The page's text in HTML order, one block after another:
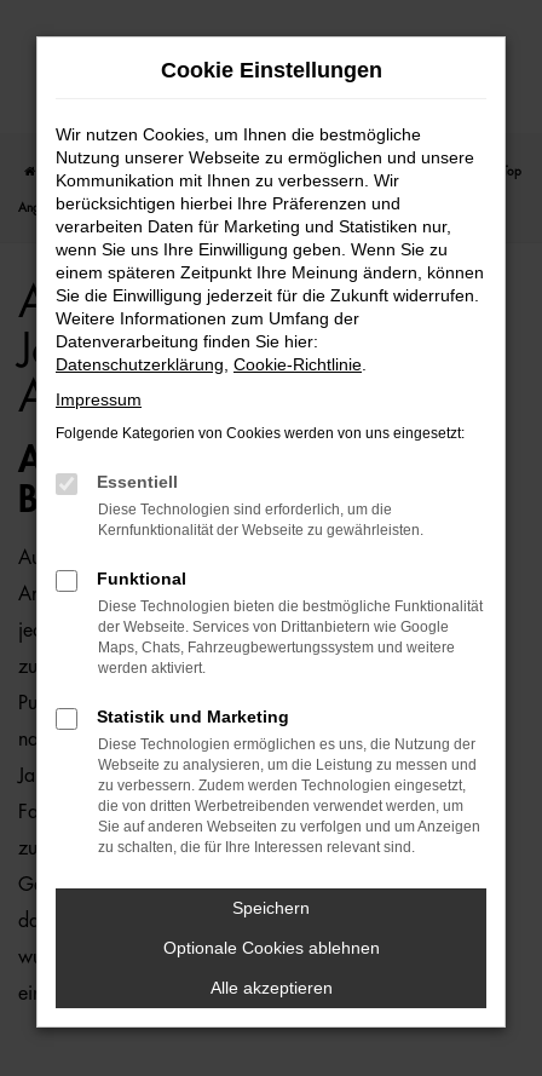
Zum
Startseite Hamburg Audi Audi Q2 für Hamburg Jahreswagen Top
Angebote
Audi Q2 für Hamburg
Jahreswagen Top
Angebote
AUDI Q2 JAHRESWAGEN –
BESTENS MOBIL IN HAMBURG
Audi Q2 Jahreswagen sind ein echter Preishit für Hamburg.
Angeboten werden Fahrzeuge, die zwar gebraucht sind,
jedoch erst vor maximal zwölf Monaten zum ersten Mal
zugelassen wurden. Fast noch neu trifft es ebenfalls auf den
Punkt, denn Mängel stellen wir in unserer Meisterwerkstatt
nahezu nie fest. Dennoch kontrollieren wir jeden Audi Q2
Jahreswagen vor dem Verkauf und entlassen nur 1a-
Fahrzeuge auf die Straßen von Hamburg. Sie profitieren
zudem davon, dass die Modelle aus der aktuellen
Generation stammen und entsprechend mit vielen Extras
daherkommen. Die Motoren sind effizient und das Auto
wurde bereits perfekt eingefahren. Sie brauchen nur noch
einzusteigen und durchzustarten.
Cookie Einstellungen
Wir nutzen Cookies, um Ihnen die bestmögliche
Nutzung unserer Webseite zu ermöglichen und unsere
Kommunikation mit Ihnen zu verbessern. Wir
berücksichtigen hierbei Ihre Präferenzen und
verarbeiten Daten für Marketing und Statistiken nur,
wenn Sie uns Ihre Einwilligung geben. Wenn Sie zu
einem späteren Zeitpunkt Ihre Meinung ändern, können
Sie die Einwilligung jederzeit für die Zukunft widerrufen.
Weitere Informationen zum Umfang der
Datenverarbeitung finden Sie hier:
Datenschutzerklärung Cookie-Richtlinie
Impressum
Folgende Kategorien von Cookies werden von uns eingesetzt:
Essentiell
Diese Technologien sind erforderlich, um die
Kernfunktionalität der Webseite zu gewährleisten.
Funktional
Diese Technologien bieten die bestmögliche Funktionalität
der Webseite. Services von Drittanbietern wie Google
Maps, Chats, Fahrzeugbewertungssystem und weitere
werden aktiviert.
Statistik und Marketing
Diese Technologien ermöglichen es uns, die Nutzung der
Webseite zu analysieren, um die Leistung zu messen und
zu verbessern. Zudem werden Technologien eingesetzt,
die von dritten Werbetreibenden verwendet werden, um
Sie auf anderen Webseiten zu verfolgen und um Anzeigen
zu schalten, die für Ihre Interessen relevant sind.
Speichern
Optionale Cookies ablehnen
Alle akzeptieren